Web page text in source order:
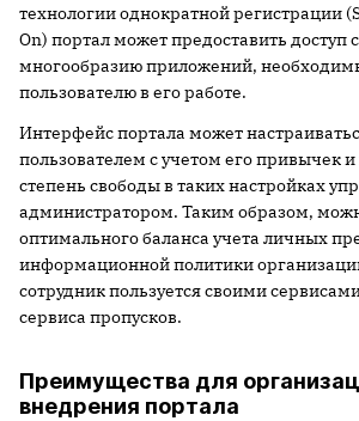
технологии однократной регистрации
On) портал может предоставить доступ
многообразию приложений,
пользователю в его работе.
Интерфейс портала может
пользователем с учетом его привычек
степень свободы в таких настройках
администратором. Таким образом,
оптимального баланса учета личных
информационной политики
сотрудник пользуется своими
сервиса пропусков.
Преимущества для
внедрения портала